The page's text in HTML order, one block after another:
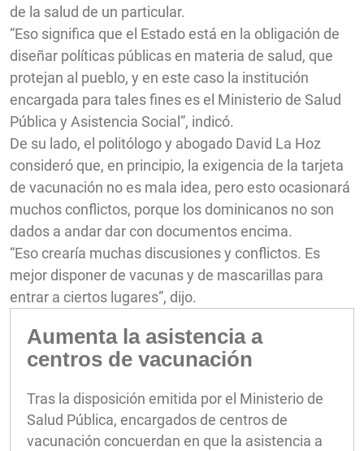
de la salud de un particular.
“Eso significa que el Estado está en la obligación de
diseñar políticas públicas en materia de salud, que
protejan al pueblo, y en este caso la institución
encargada para tales fines es el Ministerio de Salud
Pública y Asistencia Social”, indicó.
De su lado, el politólogo y abogado David La Hoz
consideró que, en principio, la exigencia de la tarjeta
de vacunación no es mala idea, pero esto ocasionará
muchos conflictos, porque los dominicanos no son
dados a andar dar con documentos encima.
“Eso crearía muchas discusiones y conflictos. Es
mejor disponer de vacunas y de mascarillas para
entrar a ciertos lugares”, dijo.
Aumenta la asistencia a
centros de vacunación
Tras la disposición emitida por el Ministerio de
Salud Pública, encargados de centros de
vacunación concuerdan en que la asistencia a